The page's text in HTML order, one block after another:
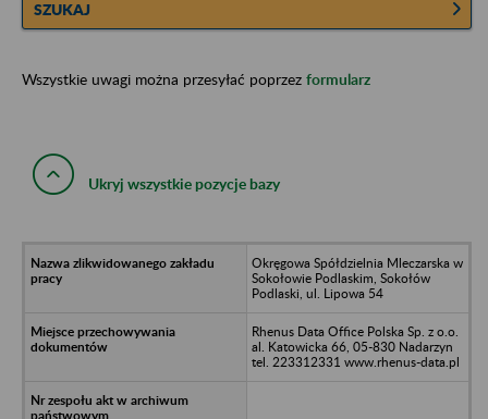
SZUKAJ
Wszystkie uwagi można przesyłać poprzez formularz
Ukryj wszystkie pozycje bazy
Okręgowa Spółdzielnia Mleczarska w
Sokołowie Podlaskim, Sokołów
Podlaski, ul. Lipowa 54
Rhenus Data Office Polska Sp. z o.o.
al. Katowicka 66, 05-830 Nadarzyn
tel. 223312331 www.rhenus-data.pl